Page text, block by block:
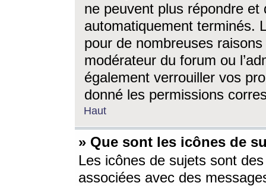
ne peuvent plus répondre
automatiquement terminés.
pour de nombreuses
modérateur du forum ou
également verrouiller vos
donné les permissions
Haut
» Que sont les icônes de
Les icônes de sujets sont
associées avec des